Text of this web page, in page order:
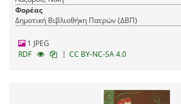
Φορέας
Δημοτική Βιβλιοθήκη Πατρών (ΔΒΠ)
1 JPEG
RDF
| CC BY-NC-SA 4.0